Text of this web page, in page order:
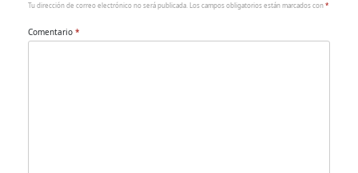
Tu dirección de correo electrónico no será publicada. Los campos obligatorios están marcados con*
Comentario *